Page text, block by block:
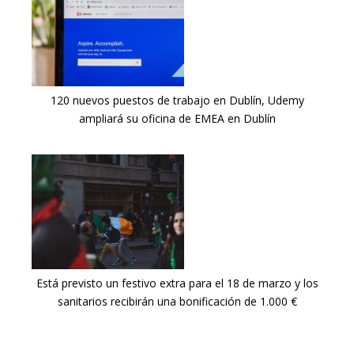
120 nuevos puestos de trabajo en Dublín, Udemy
ampliará su oficina de EMEA en Dublín
Está previsto un festivo extra para el 18 de marzo y los
sanitarios recibirán una bonificación de 1.000 €